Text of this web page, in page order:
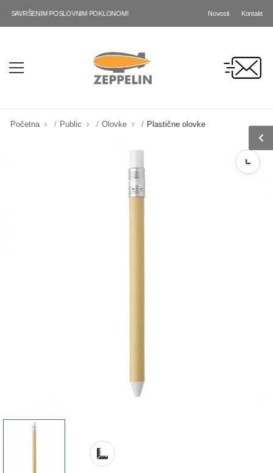
POSLOVNIM POKLONOM! Novosti Kontakt
Početna Public Olovke Plastične olovke